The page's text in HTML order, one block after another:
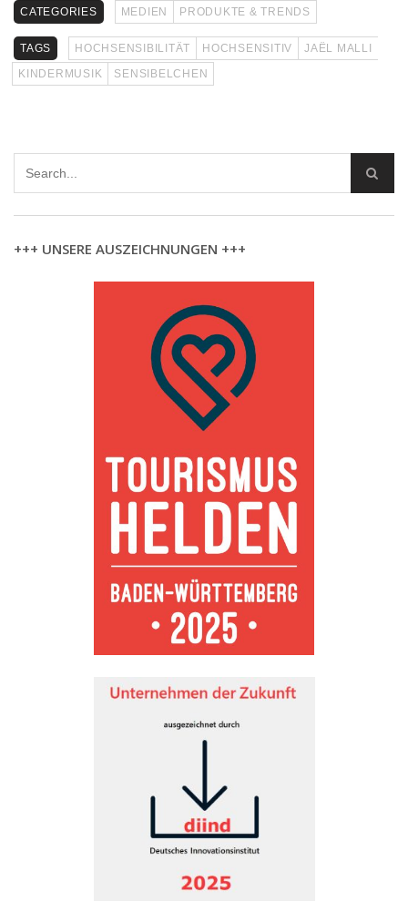
CATEGORIES MEDIEN PRODUKTE & TRENDS
TAGS HOCHSENSIBILITÄT HOCHSENSITIV
JAËL MALLI
KINDERMUSIK
SENSIBELCHEN
+++ UNSERE AUSZEICHNUNGEN +++